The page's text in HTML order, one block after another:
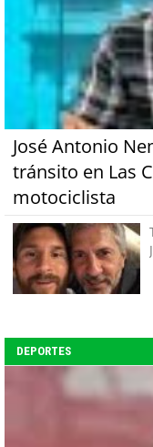
José Antonio
tránsito en Las
motociclista
DEPORTES